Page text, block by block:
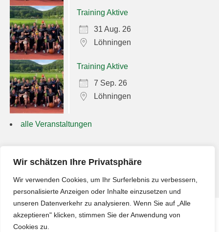
Wir schätzen Ihre Privatsphäre
Wir verwenden Cookies, um Ihr Surferlebnis zu verbessern,
personalisierte Anzeigen oder Inhalte einzusetzen und
unseren Datenverkehr zu analysieren. Wenn Sie auf „Alle
akzeptieren" klicken, stimmen Sie der Anwendung von
Cookies zu.
Training Aktive
31 Aug. 26
Löhningen
Training Aktive
7 Sep. 26
Löhningen
alle Veranstaltungen
Impressum